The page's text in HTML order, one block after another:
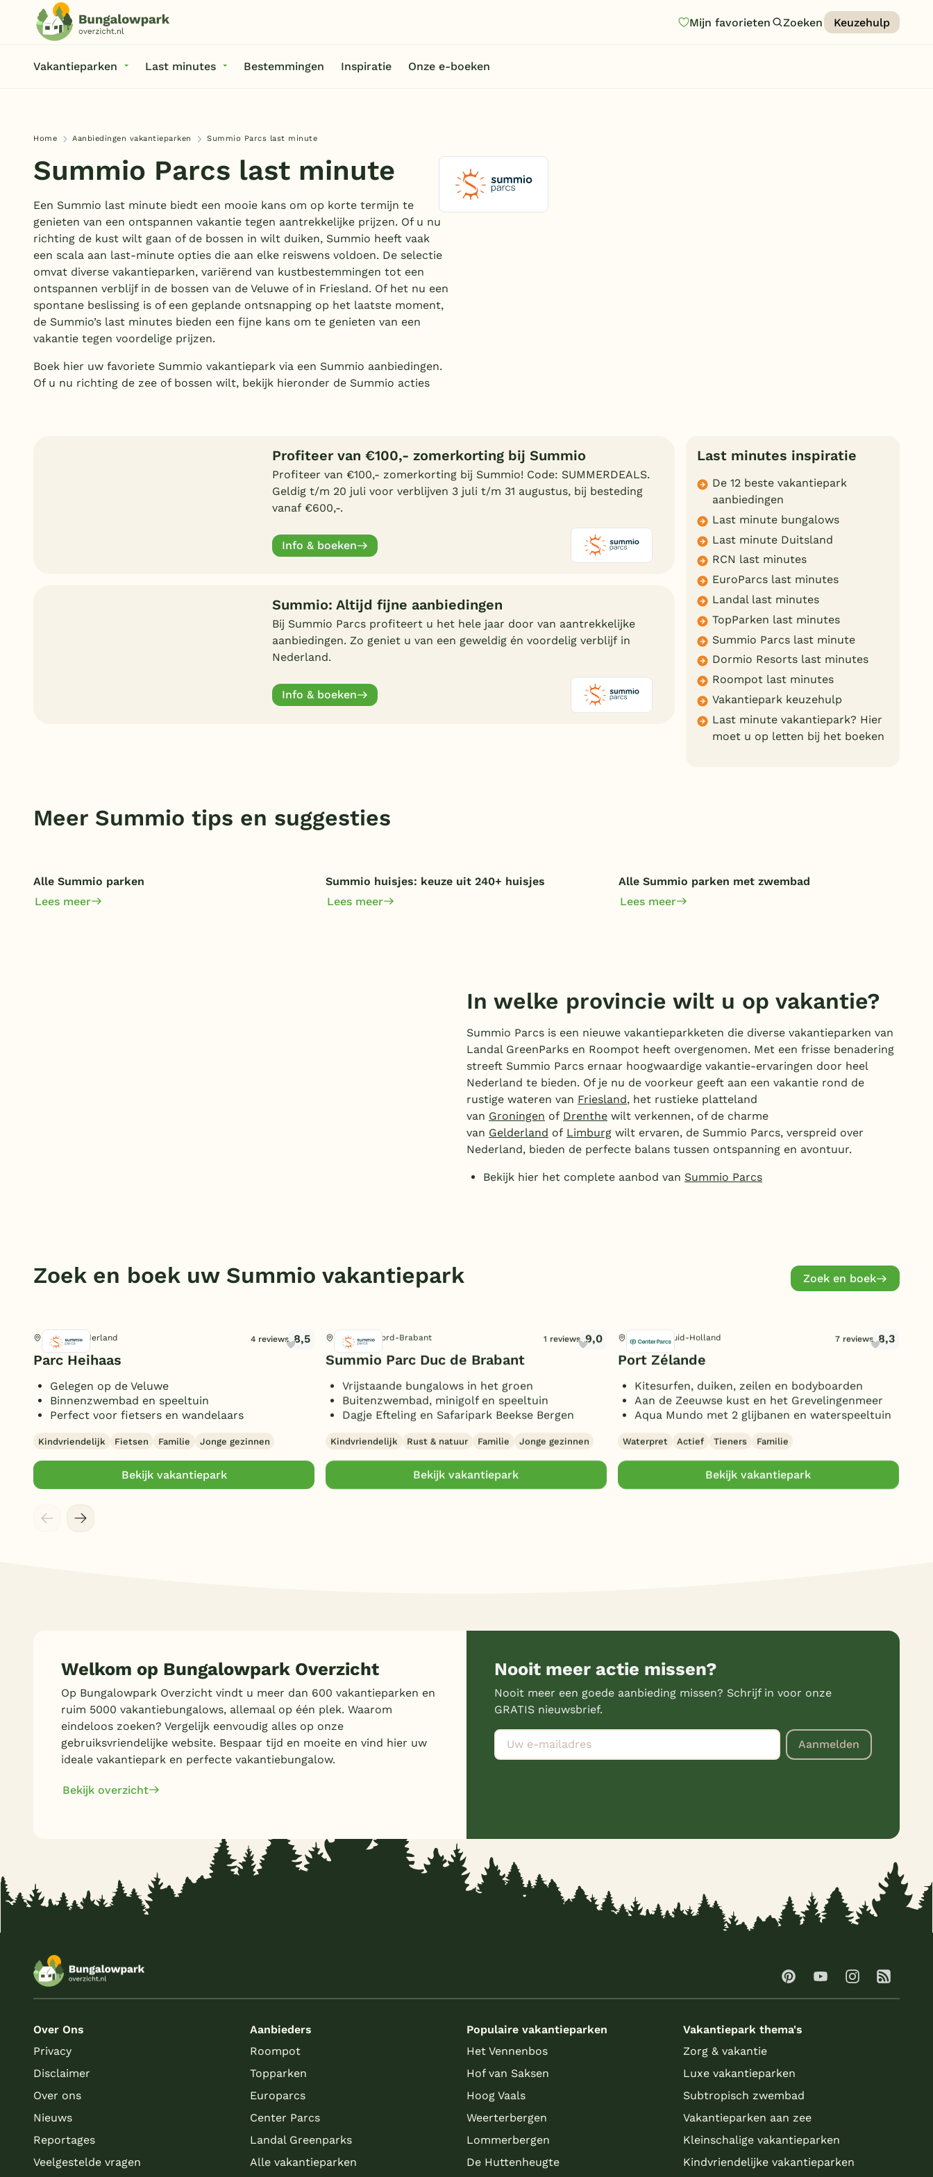
Mijn favorieten Zoeken Keuzehulp
Vakantieparken Last minutes Bestemmingen Inspiratie Onze e-boeken
Bestemmingen
Nederland
Veluwe
Duitsland
Blog
Onze e-boeken
Home Aanbiedingen vakantieparken Summio Parcs last minute
Summio Parcs last minute
Een Summio last minute biedt een mooie kans om op korte termijn te
genieten van een ontspannen vakantie tegen aantrekkelijke prijzen. Of u nu
richting de kust wilt gaan of de bossen in wilt duiken, Summio heeft vaak
een scala aan last-minute opties die aan elke reiswens voldoen. De selectie
omvat diverse vakantieparken, variërend van kustbestemmingen tot een
ontspannen verblijf in de bossen van de Veluwe of in Friesland. Of het nu een
spontane beslissing is of een geplande ontsnapping op het laatste moment,
de Summio’s last minutes bieden een fijne kans om te genieten van een
vakantie tegen voordelige prijzen.
Boek hier uw favoriete Summio vakantiepark via een Summio aanbiedingen.
Of u nu richting de zee of bossen wilt, bekijk hieronder de Summio acties
Profiteer van €100,- zomerkorting bij Summio
Profiteer van €100,- zomerkorting bij Summio! Code: SUMMERDEALS.
Geldig t/m 20 juli voor verblijven 3 juli t/m 31 augustus, bij besteding
vanaf €600,-.
Info & boeken
Summio: Altijd fijne aanbiedingen
Bij Summio Parcs profiteert u het hele jaar door van aantrekkelijke
aanbiedingen. Zo geniet u van een geweldig én voordelig verblijf in
Nederland.
Info & boeken
Last minutes inspiratie
De 12 beste vakantiepark
aanbiedingen
Last minute bungalows
Last minute Duitsland
RCN last minutes
EuroParcs last minutes
Landal last minutes
TopParken last minutes
Summio Parcs last minute
Dormio Resorts last minutes
Roompot last minutes
Vakantiepark keuzehulp
Last minute vakantiepark? Hier
moet u op letten bij het boeken
Meer Summio tips en suggesties
Alle Summio parken
Lees meer
Summio huisjes: keuze uit 240+ huisjes
Lees meer
Alle Summio parken met zwembad
Lees meer
In welke provincie wilt u op vakantie?
Summio Parcs is een nieuwe vakantieparkketen die diverse vakantieparken van
Landal GreenParks en Roompot heeft overgenomen. Met een frisse benadering
streeft Summio Parcs ernaar hoogwaardige vakantie-ervaringen door heel
Nederland te bieden. Of je nu de voorkeur geeft aan een vakantie rond de
rustige wateren van Friesland, het rustieke platteland
van Groningen of Drenthe wilt verkennen, of de charme
van Gelderland of Limburg wilt ervaren, de Summio Parcs, verspreid over
Nederland, bieden de perfecte balans tussen ontspanning en avontuur.
Bekijk hier het complete aanbod van Summio Parcs
Zoek en boek uw Summio vakantiepark Zoek en boek
Putten, Gelderland 4 reviews 8,5
Parc Heihaas
Gelegen op de Veluwe
Binnenzwembad en speeltuin
Perfect voor fietsers en wandelaars
Kindvriendelijk Fietsen Familie Jonge gezinnen
Bekijk vakantiepark
Diessen, Noord-Brabant 1 reviews 9,0
Summio Parc Duc de Brabant
Vrijstaande bungalows in het groen
Buitenzwembad, minigolf en speeltuin
Dagje Efteling en Safaripark Beekse Bergen
Kindvriendelijk Rust & natuur Familie Jonge gezinnen
Bekijk vakantiepark
Ouddorp, Zuid-Holland 7 reviews 8,3
Port Zélande
Kitesurfen, duiken, zeilen en bodyboarden
Aan de Zeeuwse kust en het Grevelingenmeer
Aqua Mundo met 2 glijbanen en waterspeeltuin
Waterpret Actief Tieners Familie
Bekijk vakantiepark
Welkom op Bungalowpark Overzicht
Op Bungalowpark Overzicht vindt u meer dan 600 vakantieparken en
ruim 5000 vakantiebungalows, allemaal op één plek. Waarom
eindeloos zoeken? Vergelijk eenvoudig alles op onze
gebruiksvriendelijke website. Bespaar tijd en moeite en vind hier uw
ideale vakantiepark en perfecte vakantiebungalow.
Bekijk overzicht
Nooit meer actie missen?
Nooit meer een goede aanbieding missen? Schrijf in voor onze
GRATIS nieuwsbrief.
Aanmelden
Over Ons
Privacy
Disclaimer
Over ons
Nieuws
Reportages
Veelgestelde vragen
Aanbieders
Roompot
Topparken
Europarcs
Center Parcs
Landal Greenparks
Alle vakantieparken
Populaire vakantieparken
Het Vennenbos
Hof van Saksen
Hoog Vaals
Weerterbergen
Lommerbergen
De Huttenheugte
Vakantiepark thema's
Zorg & vakantie
Luxe vakantieparken
Subtropisch zwembad
Vakantieparken aan zee
Kleinschalige vakantieparken
Kindvriendelijke vakantieparken